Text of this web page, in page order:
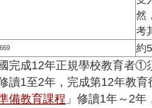
然
考
約
完成12年正規學校教育者①
讀1至2年，完成第12年教
備教育課程 」修讀1年～2